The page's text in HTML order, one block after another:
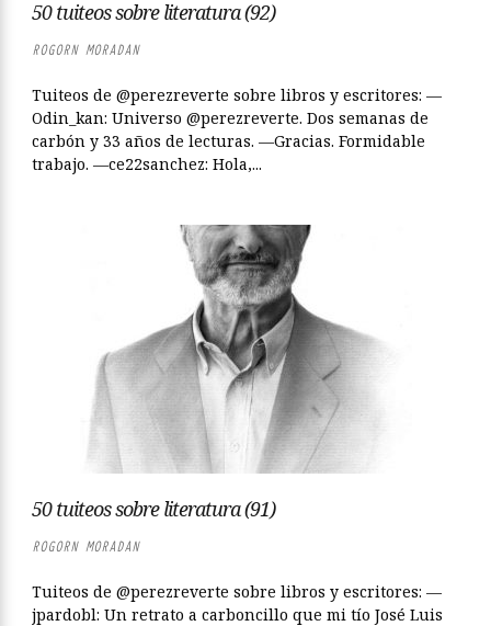
50 tuiteos sobre literatura (92)
ROGORN MORADAN
Tuiteos de @perezreverte sobre libros y escritores: —
Odin_kan: Universo @perezreverte. Dos semanas de
carbón y 33 años de lecturas. —Gracias. Formidable
trabajo. —ce22sanchez: Hola,...
50 tuiteos sobre literatura (91)
ROGORN MORADAN
Tuiteos de @perezreverte sobre libros y escritores: —
jpardobl: Un retrato a carboncillo que mi tío José Luis